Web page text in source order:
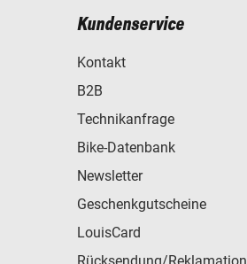
Kundenservice
Kontakt
B2B
Technikanfrage
Bike-Datenbank
Newsletter
Geschenkgutscheine
LouisCard